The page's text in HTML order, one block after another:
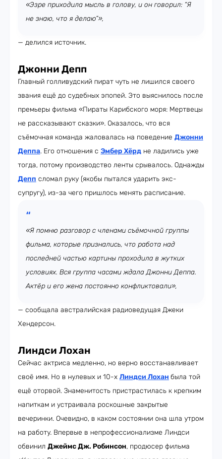
«Эзре приходила мысль в голову, и он говорил: “Я
не знаю, что я делаю”»,
— делился источник.
Джонни Депп
Главный голливудский пират чуть не лишился своего
звания ещё до судебных эпопей. Это выяснилось после
премьеры фильма «Пираты Карибского моря: Мертвецы
не рассказывают сказки». Оказалось, что вся
съёмочная команда жаловалась на поведение Джонни
Деппа. Его отношения с Эмбер Хёрд не ладились уже
тогда, потому производство ленты срывалось. Однажды
Депп сломал руку (якобы пытался ударить экс-
супругу), из-за чего пришлось менять расписание.
«Я помню разговор с членами съёмочной группы
фильма, которые признались, что работа над
последней частью картины проходила в жутких
условиях. Вся группа часами ждала Джонни Деппа.
Актёр и его жена постоянно конфликтовали»,
— сообщала австралийская радиоведущая Джеки
Хендерсон.
Линдси Лохан
Сейчас актриса медленно, но верно восстанавливает
своё имя. Но в нулевых и 10-х Линдси Лохан была той
ещё оторвой. Знаменитость пристрастилась к крепким
напиткам и устраивала роскошные закрытые
вечеринки. Очевидно, в каком состоянии она шла утром
на работу. Впервые в непрофессионализме Линдси
обвинил Джеймс Дж. Робинсон, продюсер фильма